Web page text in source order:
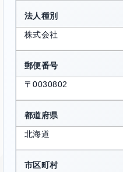
法人種別
株式会社
郵便番号
〒0030802
都道府県
北海道
市区町村